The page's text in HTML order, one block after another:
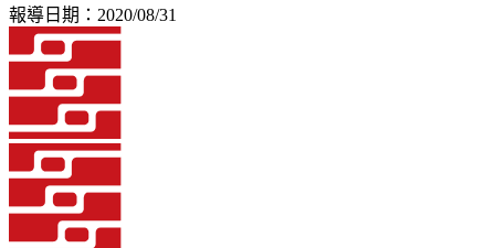
報導日期：2020/08/31